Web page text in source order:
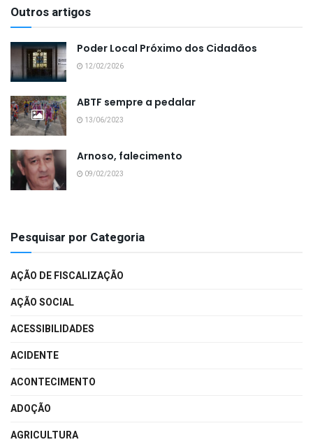
Outros artigos
Poder Local Próximo dos Cidadãos
12/02/2026
ABTF sempre a pedalar
13/06/2023
Arnoso, falecimento
09/02/2023
Pesquisar por Categoria
AÇÃO DE FISCALIZAÇÃO
AÇÃO SOCIAL
ACESSIBILIDADES
ACIDENTE
ACONTECIMENTO
ADOÇÃO
AGRICULTURA